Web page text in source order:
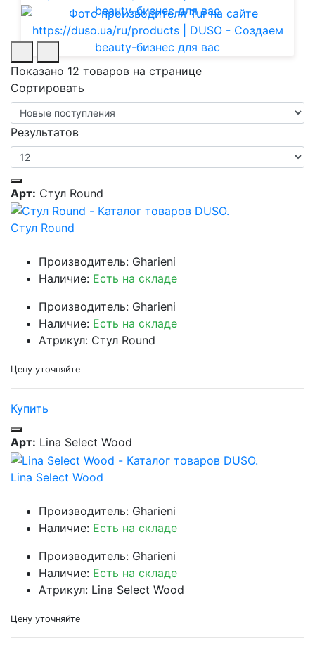
Показано 12 товаров на странице
Сортировать
Результатов
Арт: Стул Round
Стул Round
Производитель: Gharieni
Наличие: Есть на складе
Производитель: Gharieni
Наличие: Есть на складе
Атрикул: Стул Round
Цену уточняйте
Купить
Арт: Lina Select Wood
Lina Select Wood
Производитель: Gharieni
Наличие: Есть на складе
Производитель: Gharieni
Наличие: Есть на складе
Атрикул: Lina Select Wood
Цену уточняйте